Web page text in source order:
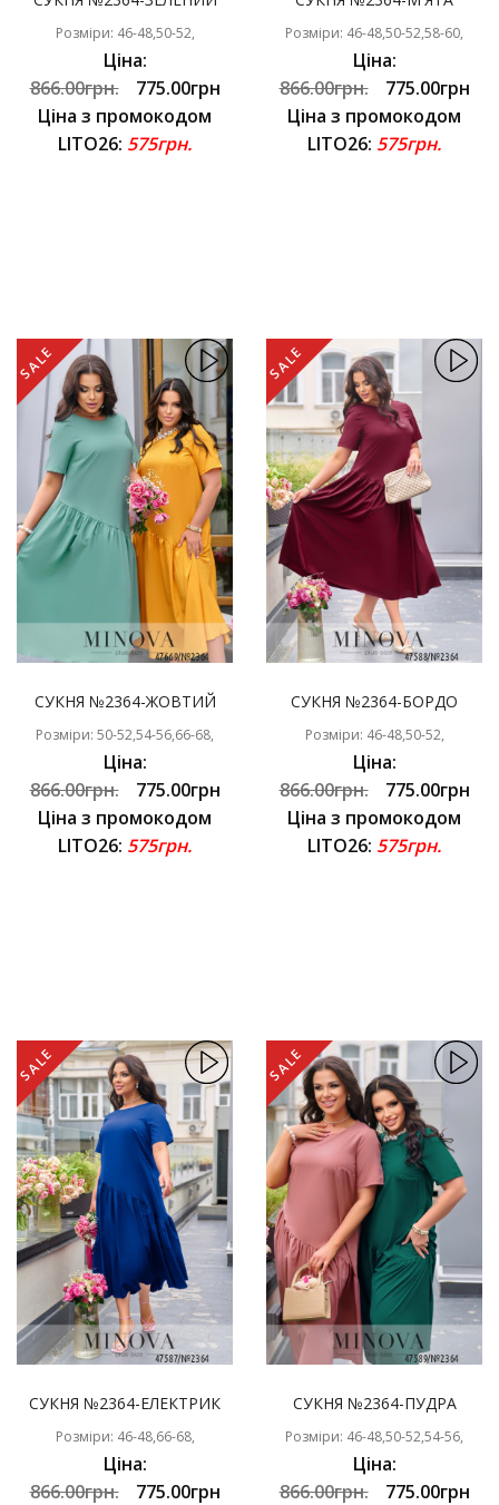
Розміри: 46-48,50-52,
Ціна:
866.00грн.
775.00грн
Ціна з промокодом
LITO26: 575грн.
Розміри: 46-48,50-52,58-60,
Ціна:
866.00грн.
775.00грн
Ціна з промокодом
LITO26: 575грн.
SALE
СУКНЯ №2364-ЖОВТИЙ
Розміри: 50-52,54-56,66-68,
Ціна:
866.00грн.
775.00грн
Ціна з промокодом
LITO26: 575грн.
SALE
СУКНЯ №2364-БОРДО
Розміри: 46-48,50-52,
Ціна:
866.00грн.
775.00грн
Ціна з промокодом
LITO26: 575грн.
SALE
СУКНЯ №2364-ЕЛЕКТРИК
Розміри: 46-48,66-68,
Ціна:
866.00грн.
775.00грн
SALE
СУКНЯ №2364-ПУДРА
Розміри: 46-48,50-52,54-56,
Ціна:
866.00грн.
775.00грн